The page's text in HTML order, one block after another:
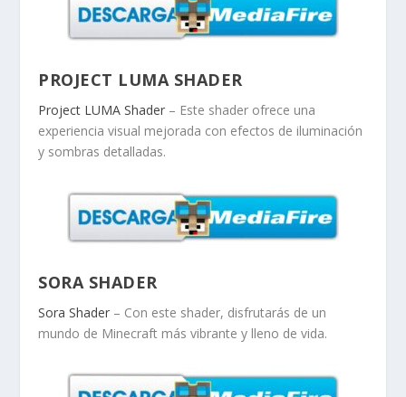
PROJECT LUMA SHADER
Project LUMA Shader – Este shader ofrece una
experiencia visual mejorada con efectos de iluminación
y sombras detalladas.
SORA SHADER
Sora Shader – Con este shader, disfrutarás de un
mundo de Minecraft más vibrante y lleno de vida.